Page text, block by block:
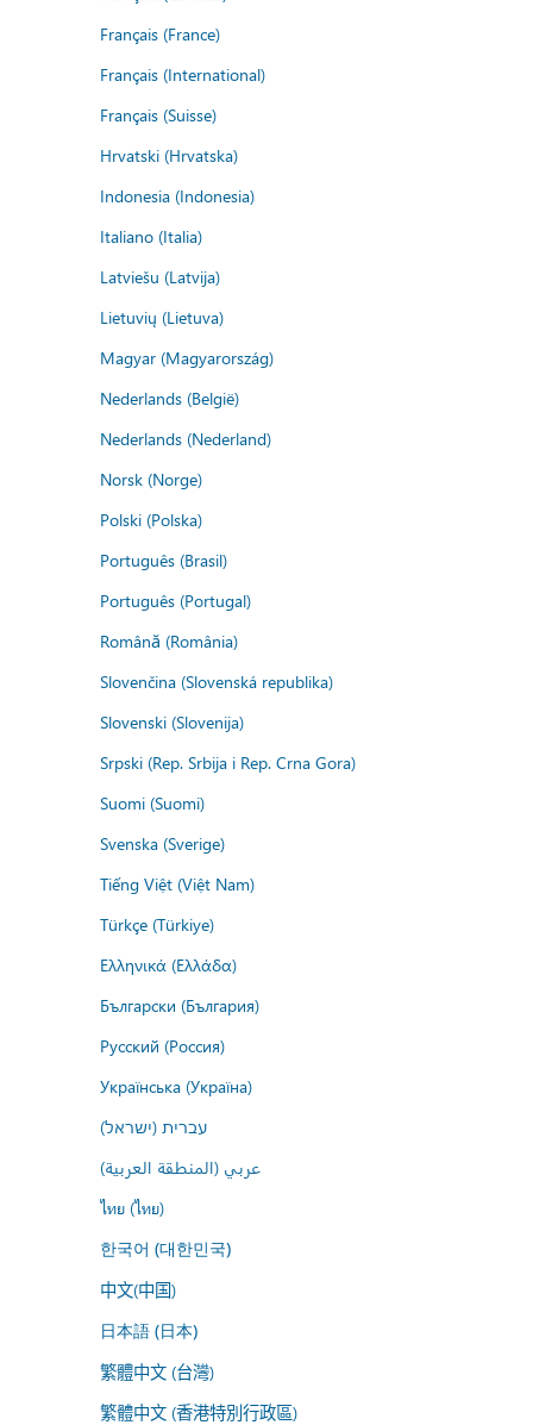
Français (France)
Français (International)
Français (Suisse)
Hrvatski (Hrvatska)
Indonesia (Indonesia)
Italiano (Italia)
Latviešu (Latvija)
Lietuvių (Lietuva)
Magyar (Magyarország)
Nederlands (België)
Nederlands (Nederland)
Norsk (Norge)
Polski (Polska)
Português (Brasil)
Português (Portugal)
Română (România)
Slovenčina (Slovenská republika)
Slovenski (Slovenija)
Srpski (Rep. Srbija i Rep. Crna Gora)
Suomi (Suomi)
Svenska (Sverige)
Tiếng Việt (Việt Nam)
Türkçe (Türkiye)
Ελληνικά (Ελλάδα)
Български (България)
Русский (Россия)
Українська (Україна)
עברית (ישראל)
عربي (المنطقة العربية)
ไทย (ไทย)
한국어 (대한민국)
中文(中国)
日本語 (日本)
繁體中文 (台灣)
繁體中文 (香港特別行政區)